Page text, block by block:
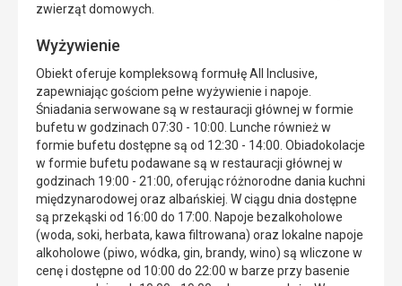
zwierząt domowych.
Wyżywienie
Obiekt oferuje kompleksową formułę All Inclusive,
zapewniając gościom pełne wyżywienie i napoje.
Śniadania serwowane są w restauracji głównej w formie
bufetu w godzinach 07:30 - 10:00. Lunche również w
formie bufetu dostępne są od 12:30 - 14:00. Obiadokolacje
w formie bufetu podawane są w restauracji głównej w
godzinach 19:00 - 21:00, oferując różnorodne dania kuchni
międzynarodowej oraz albańskiej. W ciągu dnia dostępne
są przekąski od 16:00 do 17:00. Napoje bezalkoholowe
(woda, soki, herbata, kawa filtrowana) oraz lokalne napoje
alkoholowe (piwo, wódka, gin, brandy, wino) są wliczone w
cenę i dostępne od 10:00 do 22:00 w barze przy basenie